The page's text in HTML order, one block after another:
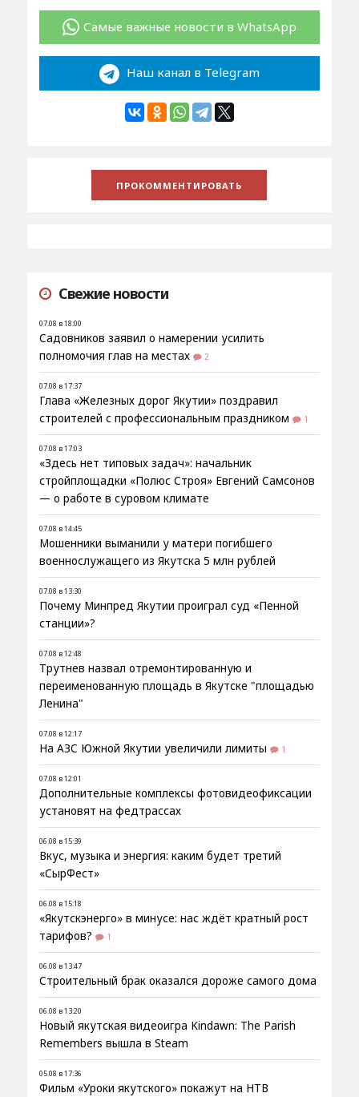
Самые важные новости в WhatsApp
Наш канал в Telegram
Свежие новости
07.08 в 18:00
Садовников заявил о намерении усилить
полномочия глав на местах
2
07.08 в 17:37
Глава «Железных дорог Якутии» поздравил
строителей с профессиональным праздником
1
07.08 в 17:03
«Здесь нет типовых задач»: начальник
стройплощадки «Полюс Строя» Евгений Самсонов
— о работе в суровом климате
07.08 в 14:45
Мошенники выманили у матери погибшего
военнослужащего из Якутска 5 млн рублей
07.08 в 13:30
Почему Минпред Якутии проиграл суд «Пенной
станции»?
07.08 в 12:48
Трутнев назвал отремонтированную и
переименованную площадь в Якутске "площадью
Ленина"
07.08 в 12:17
На АЗС Южной Якутии увеличили лимиты 1
07.08 в 12:01
Дополнительные комплексы фотовидеофиксации
установят на федтрассах
06.08 в 15:39
Вкус, музыка и энергия: каким будет третий
«СырФест»
06.08 в 15:18
«Якутскэнерго» в минусе: нас ждёт кратный рост
тарифов?
1
06.08 в 13:47
Строительный брак оказался дороже самого дома
06.08 в 13:20
Новый якутская видеоигра Kindawn: The Parish
Remembers вышла в Steam
05.08 в 17:36
Фильм «Уроки якутского» покажут на НТВ